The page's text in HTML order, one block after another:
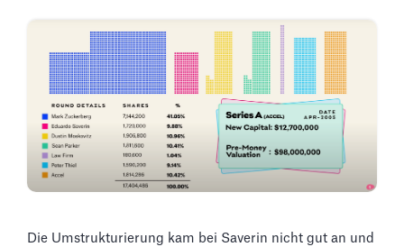
Die Umstrukturierung kam bei Saverin nicht gut an und